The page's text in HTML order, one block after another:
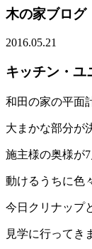
木の家ブログ
2016.05.21
キッチン・
和田の家の平面
大まかな部分が
施主様の奥様が
動けるうちに色
今日クリナップ
見学に行ってき